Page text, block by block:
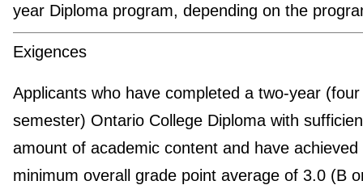
year Diploma program, depending on the
Exigences
Applicants who have completed a two-year (four
semester) Ontario College Diploma with
amount of academic content and have achieved
minimum overall grade point average of 3.0 (B